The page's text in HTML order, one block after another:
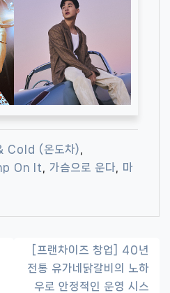
Cold (온도차)
On It 가슴으로 운다
마
[프랜차이즈 창업] 40년
전통 유가네닭갈비의 노하
우로 안정적인 운영 시스